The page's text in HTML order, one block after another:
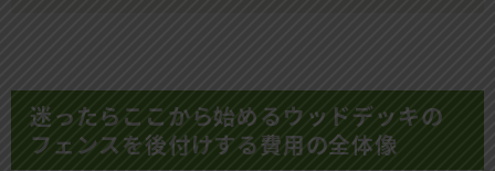
迷ったらここから始めるウッドデッキの
フェンスを後付けする費用の全体像